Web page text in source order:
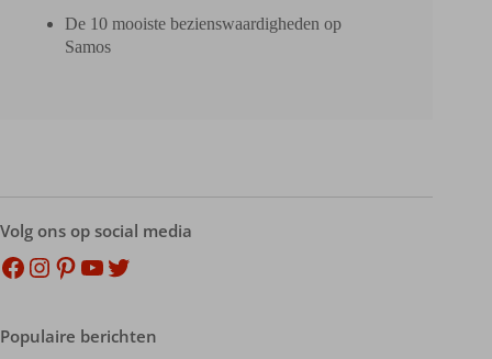
De 10 mooiste bezienswaardigheden op
Samos
Volg ons op social media
Facebook
Instagram
Pinterest
YouTube
Twitter
Populaire berichten